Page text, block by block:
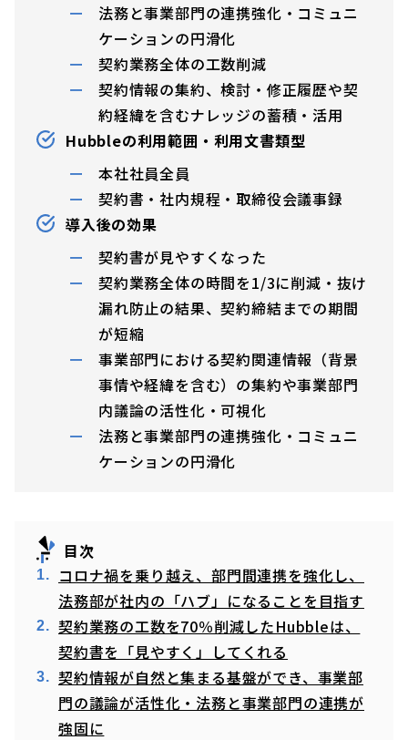
法務と事業部門の連携強化・コミュニ
ケーションの円滑化
契約業務全体の工数削減
契約情報の集約、検討・修正履歴や契
約経緯を含むナレッジの蓄積・活用
Hubbleの利用範囲・利用文書類型
本社社員全員
契約書・社内規程・取締役会議事録
導入後の効果
契約書が見やすくなった
契約業務全体の時間を1/3に削減・抜け
漏れ防止の結果、契約締結までの期間
が短縮
事業部門における契約関連情報（背景
事情や経緯を含む）の集約や事業部門
内議論の活性化・可視化
法務と事業部門の連携強化・コミュニ
ケーションの円滑化
目次
コロナ禍を乗り越え、部門間連携を強化し、
法務部が社内の「ハブ」になることを目指す
契約業務の工数を70％削減したHubbleは、
契約書を「見やすく」してくれる
契約情報が自然と集まる基盤ができ、事業部
門の議論が活性化・法務と事業部門の連携が
強固に